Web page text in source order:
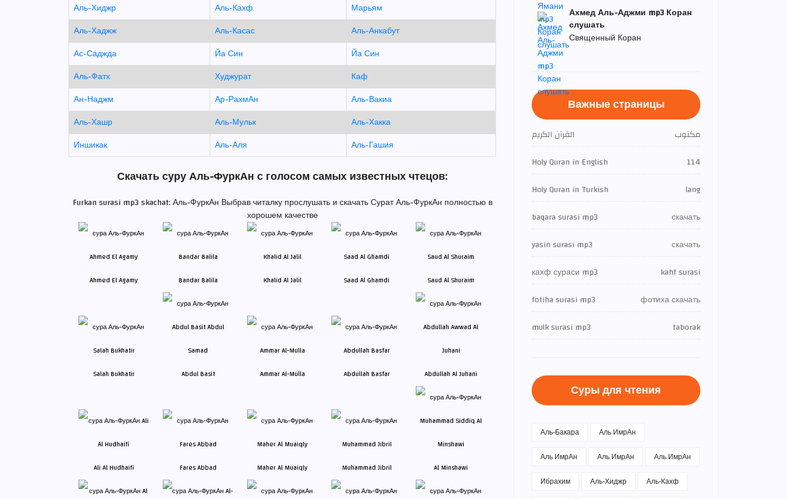
Аль-Хиджр
Аль-Кахф
Марьям
Аль-Хаджж
Аль-Касас
Аль-Анкабут
Ас-Саджда
Йа Син
Йа Син
Аль-Фатх
Худжурат
Каф
Ан-Наджм
Ар-РахмАн
Аль-Вакиа
Аль-Хашр
Аль-Мульк
Аль-Хакка
Иншикак
Аль-Аля Аль-Гашия
Скачать суру Аль-ФуркАн с голосом самых известных чтецов:
Furkan surasi mp3 skachat: Аль-ФуркАн Выбрав читалку прослушать и скачать Сурат Аль-ФуркАн полностью в
хорошем качестве
Ahmed El Agamy Bandar Balila Khalid Al Jalil Saad Al Ghamdi Saud Al Shuraim
Salah Bukhatir Abdul Basit Ammar Al-Mulla Abdullah Basfar Abdullah Al Juhani
Ali Al Hudhaifi Fares Abbad Maher Al Muaiqly Muhammad Jibril Al Minshawi
Ахмед Аль-Аджми mp3 Коран
слушать
Священный Коран
Важные страницы
القرآن الكريم
مكتوب
Holy Quran in English
114
Holy Quran in Turkish
lang
baqara surasi mp3
скачать
yasin surasi mp3
скачать
кахф сураси mp3
kahf surasi
fotiha surasi mp3
фотиха скачать
mulk surasi mp3
taborak
Суры для чтения
Аль-Бакара
Аль ИмрАн
Аль ИмрАн
Аль ИмрАн
Аль ИмрАн
Ибрахим
Аль-Хиджр
Аль-Кахф